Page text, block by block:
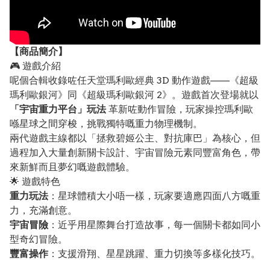
【商品簡介】
🎮 遊戲介紹
呢個合輯收錄咗任天堂瑪利歐經典 3D 動作遊戲——《超級
瑪利歐銀河》同《超級瑪利歐銀河 2》。遊戲首次登場就以
「宇宙重力平台」玩法革新咗動作冒險，玩家操控瑪利歐
喺星球之間穿梭，挑戰獨特嘅重力物理機制。
兩代遊戲主線都以「拯救碧姬公主、對抗庫巴」為核心，但
過程加入大量創新關卡設計、宇宙冒險元素同豐富角色，帶
來新鮮而且夢幻嘅遊戲體驗。
🌟 遊戲特色
重力玩法：星球體積大小唔一樣，玩家要適應四面八方嘅重
力，充滿創意。
宇宙冒險 ：近乎用星際舞台打造故事，每一個關卡都如同小
型奇幻冒險。
豐富操作 ：支援滑翔、星星跳躍、重力切換等多樣化技巧。